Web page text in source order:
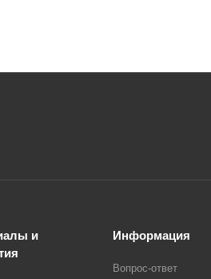
и
Информация
Вопрос-ответ